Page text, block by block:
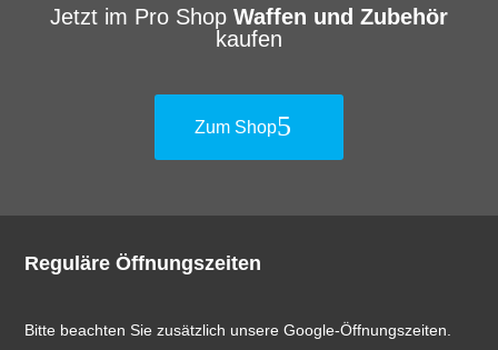
Jetzt im Pro Shop Waffen und Zubehör
kaufen
Zum Shop
Reguläre Öffnungszeiten
Bitte beachten Sie zusätzlich unsere Google-Öffnungszeiten.